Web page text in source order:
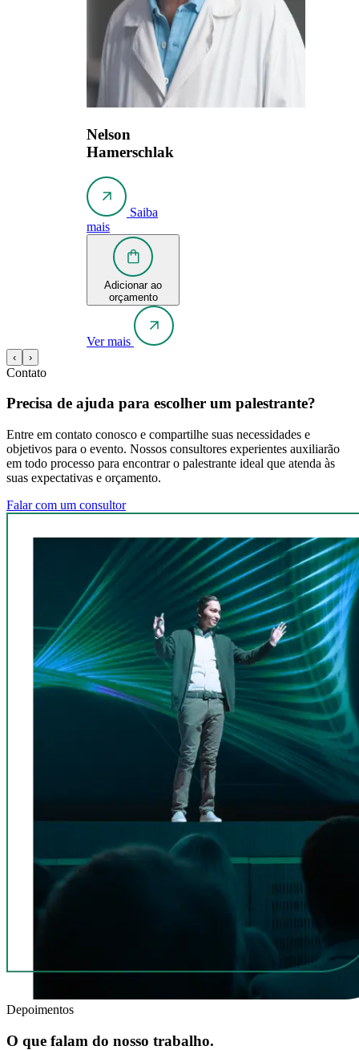
Nelson
Hamerschlak
Saiba
mais
Adicionar ao
orçamento
Ver mais
‹ ›
Contato
Precisa de ajuda para escolher um palestrante?
Entre em contato conosco e compartilhe suas necessidades e
objetivos para o evento. Nossos consultores experientes auxiliarão
em todo processo para encontrar o palestrante ideal que atenda às
suas expectativas e orçamento.
Falar com um consultor
Depoimentos
O que falam do nosso trabalho.